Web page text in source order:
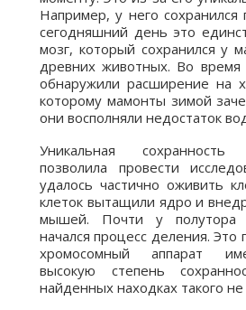
Например, у него сохранился
сегодняшний день это
мозг, который сохранился у
древних животных. Во время
обнаружили расширение на
которому мамонты зимой
они восполняли недостаток
Уникальная
позволила провести
удалось частично оживить
клеток вытащили ядро и
мышей. Почти у полутора
начался процесс деления. Это
хромосомный аппарат
высокую степень
найденных находках такого